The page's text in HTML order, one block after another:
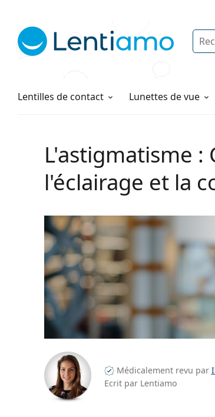
Lentilles de contact
Solutions Lunettes de vue
Comment commander
L'astigmatisme
l'éclairage et la
Médicalement revu par
Ecrit par Lentiamo